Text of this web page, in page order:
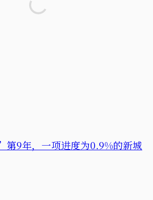
9年，一项进度为0.9%的新城